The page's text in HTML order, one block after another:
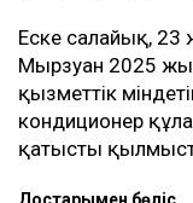
Мырзуан 2025
қызметтік
кондиционер
қатысты